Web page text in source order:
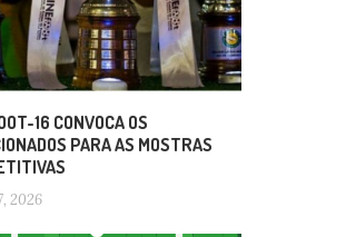
16 CONVOCA OS
PARA AS MOSTRAS
2026